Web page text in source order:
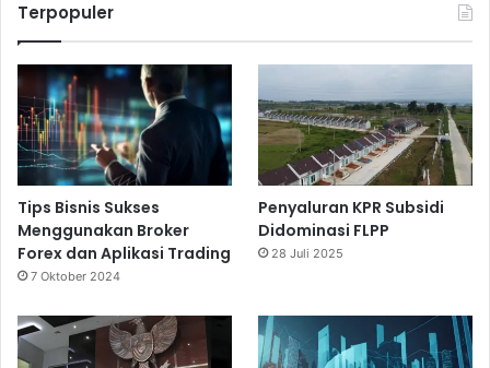
Terpopuler
Tips Bisnis Sukses
Menggunakan Broker
Forex dan Aplikasi Trading
7 Oktober 2024
Penyaluran KPR Subsidi
Didominasi FLPP
28 Juli 2025